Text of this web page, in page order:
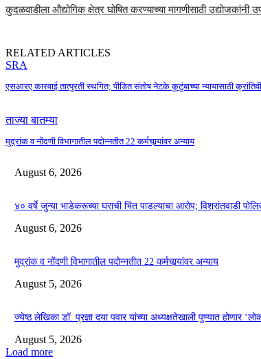
कुदळवाडीला औद्योगिक क्षेत्र घोषित करण्याच्या मागणीसाठी
RELATED ARTICLES
SRA
एसआरए कारवाई तात्पुरती स्थगित; पीडित संतोष नेटके कुटुंबाच्या न्यायासाठी
ताज्या बातम्या
मुद्रांक व नोंदणी विभागातील पदोन्नतीत 22 कर्मचार्‍यांवर अन्याय
August 6, 2026
४० वर्षे जुन्या भाडेकरूच्या घराची भिंत पाडल्याचा आरोप; विश्रांतवाडी
August 6, 2026
मुद्रांक व नोंदणी विभागातील पदोन्नतीत 22 कर्मचार्‍यांवर अन्याय
August 5, 2026
ज्येष्ठ लेखिका डॉ. प्रज्ञा दया पवार यांच्या अध्यक्षतेखाली पुण्यात होणार
August 5, 2026
Load more